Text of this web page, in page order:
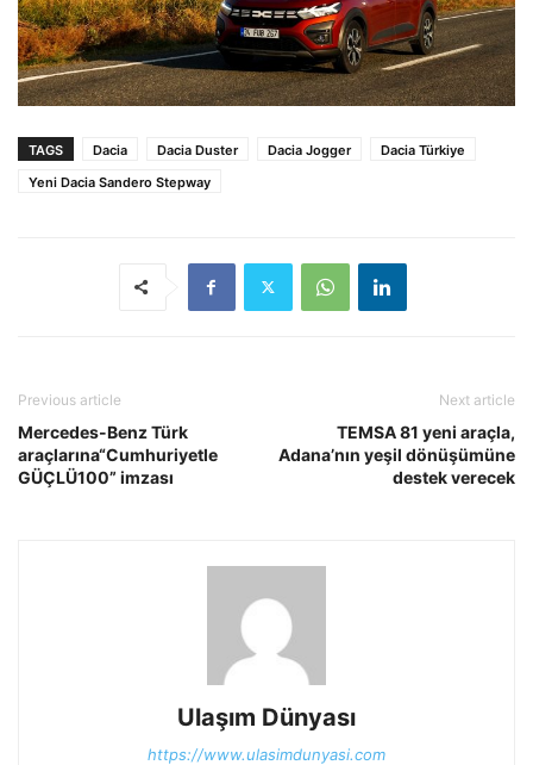
TAGS Dacia Dacia Duster Dacia Jogger
Dacia Türkiye
Yeni Dacia Sandero Stepway
Previous article
Mercedes-Benz Türk
araçlarına“Cumhuriyetle
GÜÇLÜ100” imzası
Next article
TEMSA 81 yeni araçla,
Adana’nın yeşil dönüşümüne
destek verecek
Ulaşım Dünyası
https://www.ulasimdunyasi.com